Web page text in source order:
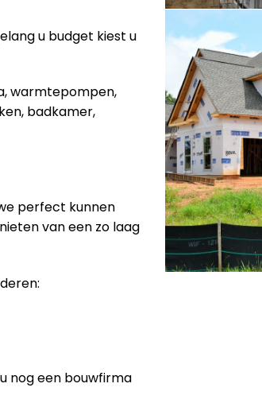
u budget kiest u
warmtepompen,
badkamer,
perfect kunnen
van een zo laag
nog een bouwfirma